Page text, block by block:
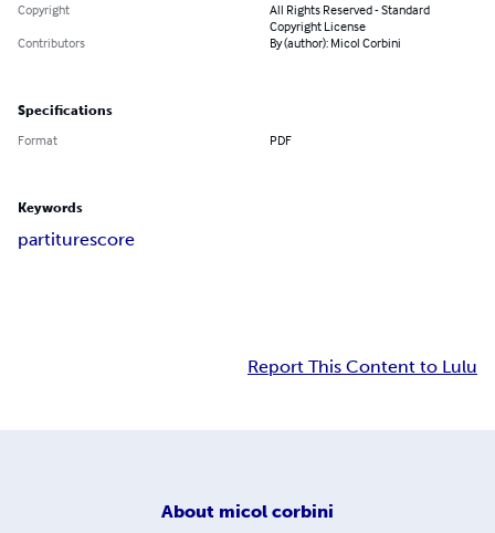
Copyright
All Rights Reserved - Standard
Copyright License
Contributors
By (author): Micol Corbini
Specifications
Format PDF
Keywords
partiturescore
Report This Content to Lulu
About micol corbini